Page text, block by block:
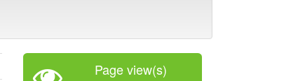
Page view(s)